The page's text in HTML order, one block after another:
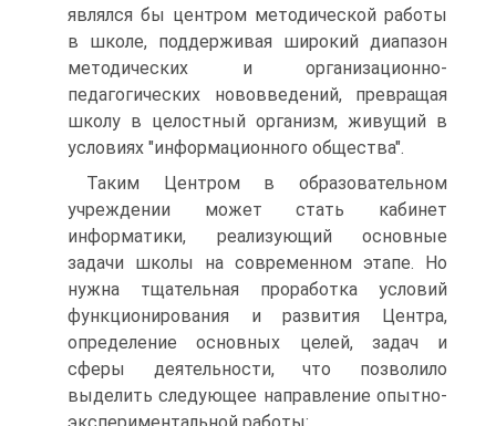
являлся бы центром методической работы
в школе, поддерживая широкий диапазон
методических и организационно-
педагогических нововведений, превращая
школу в целостный организм, живущий в
условиях "информационного общества".
Таким Центром в образовательном
учреждении может стать кабинет
информатики, реализующий основные
задачи школы на современном этапе. Но
нужна тщательная проработка условий
функционирования и развития Центра,
определение основных целей, задач и
сферы деятельности, что позволило
выделить следующее направление опытно-